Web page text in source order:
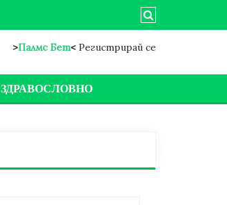
>Палмс Бет< Регистрирай се
ЗДРАВОСЛОВНО